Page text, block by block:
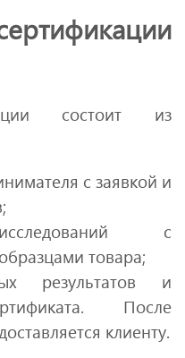
состоит из
с заявкой и
с
товара;
результатов и
После
клиенту.